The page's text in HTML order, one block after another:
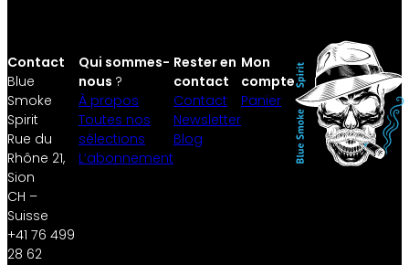
Contact
Blue
Smoke
Spirit
Rue du
Rhône 21,
Sion
CH –
Suisse
+41 76 499
28 62
Qui sommes-
nous ?
À propos
Toutes nos
sélections
L’abonnement
Rester en
contact
Contact
Newsletter
Blog
Mon
compte
Panier